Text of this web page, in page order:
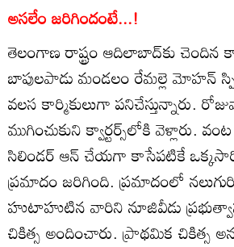
అసలేం జరిగిందంటే...!
తెలంగాణ రాష్ట్రం ఆదిలాబాద్‌కు చెందిన
బాపులపాడు మండలం రేమల్లె మోహన్
వలస కార్మికులుగా పనిచేస్తున్నారు.
ముగించుకుని క్వార్టర్స్‌లోకి వెళ్లారు.
సిలిండర్ ఆన్ చేయగా కాసేపటికే
ప్రమాదం జరిగింది. ప్రమాదంలో
హుటాహుటిన వారిని నూజివీడు
చికిత్స అందించారు. ప్రాథమిక చికిత్స